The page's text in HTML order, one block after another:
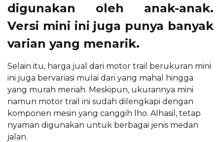
digunakan oleh anak-anak.
Versi mini ini juga punya banyak
varian yang menarik.
Selain itu, harga jual dari motor trail berukuran mini
ini juga bervariasi mulai dari yang mahal hingga
yang murah meriah. Meskipun, ukurannya mini
namun motor trail ini sudah dilengkapi dengan
komponen mesin yang canggih lho. Alhasil, tetap
nyaman digunakan untuk berbagai jenis medan
jalan.